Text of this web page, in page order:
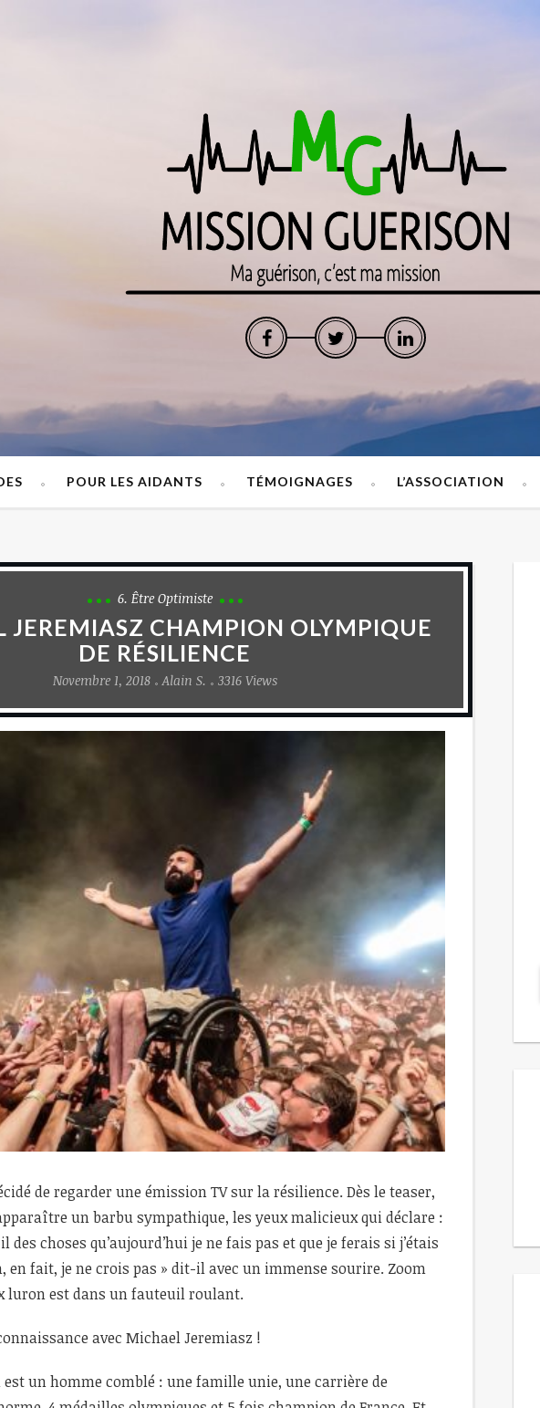
POUR LES AIDANTS TÉMOIGNAGES L’ASSOCIATION
6. Être Optimiste
JEREMIASZ CHAMPION OLYMPIQUE
DE RÉSILIENCE
Novembre 1, 2018 Alain S. 3316 Views
de regarder une émission TV sur la résilience. Dès le teaser,
un barbu sympathique, les yeux malicieux qui déclare :
des choses qu’aujourd’hui je ne fais pas et que je ferais si j’étais
en fait, je ne crois pas » dit-il avec un immense sourire. Zoom
luron est dans un fauteuil roulant.
avec Michael Jeremiasz !
est un homme comblé : une famille unie, une carrière de